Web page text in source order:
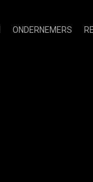
ONDERNEMERS